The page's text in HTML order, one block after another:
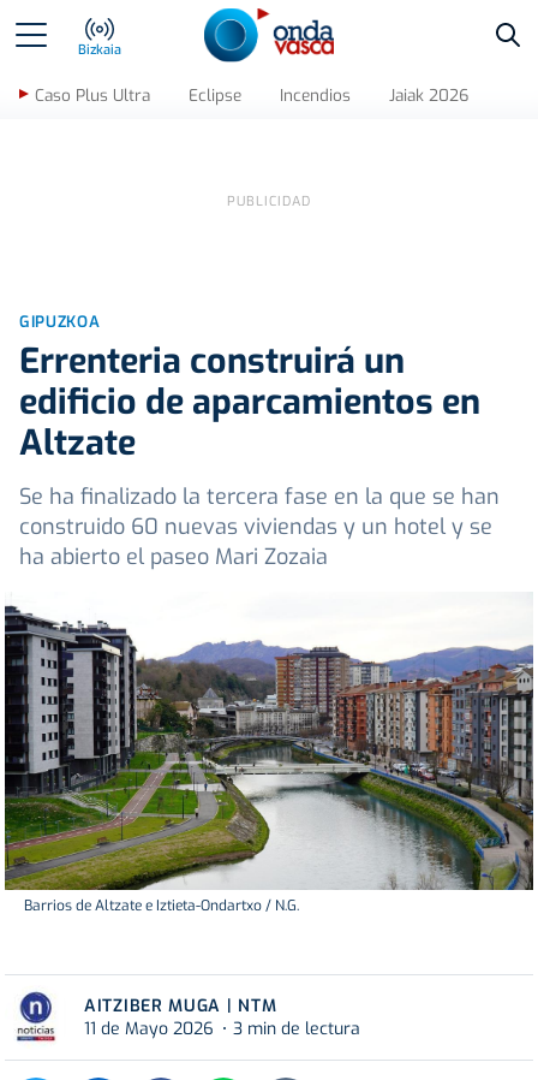
Bizkaia
Caso Plus Ultra Eclipse Incendios Jaiak 2026
GIPUZKOA
Errenteria construirá un
edificio de aparcamientos en
Altzate
Se ha finalizado la tercera fase en la que se han
construido 60 nuevas viviendas y un hotel y se
ha abierto el paseo Mari Zozaia
Barrios de Altzate e Iztieta-Ondartxo / N.G.
AITZIBER MUGA | NTM
11 de Mayo 2026
3 min de lectura